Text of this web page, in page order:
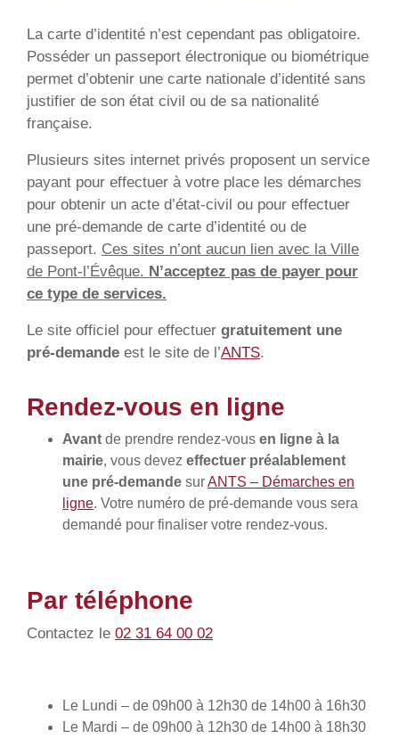
La carte d’identité n’est cependant pas obligatoire.
Posséder un passeport électronique ou biométrique
permet d’obtenir une carte nationale d’identité sans
justifier de son état civil ou de sa nationalité
française.
Plusieurs sites internet privés proposent un service
payant pour effectuer à votre place les démarches
pour obtenir un acte d’état-civil ou pour effectuer
une pré-demande de carte d’identité ou de
passeport. Ces sites n’ont aucun lien avec la Ville
de Pont-l’Évêque. N’acceptez pas de payer pour
ce type de services.
Le site officiel pour effectuer gratuitement une
pré-demande est le site de l’ANTS.
Rendez-vous en ligne
Avant de prendre rendez-vous en ligne à la
mairie, vous devez effectuer préalablement
une pré-demande surANTS – Démarches en
ligne. Votre numéro de pré-demande vous sera
demandé pour finaliser votre rendez-vous.
Par téléphone
Contactez le 02 31 64 00 02
Le Lundi – de 09h00 à 12h30 de 14h00 à 16h30
Le Mardi – de 09h00 à 12h30 de 14h00 à 18h30